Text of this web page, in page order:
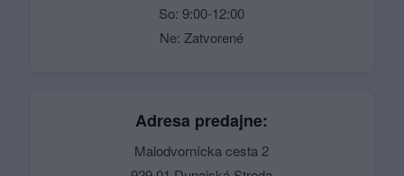
So: 9:00-12:00
Ne: Zatvorené
Adresa predajne:
Malodvornícka cesta 2